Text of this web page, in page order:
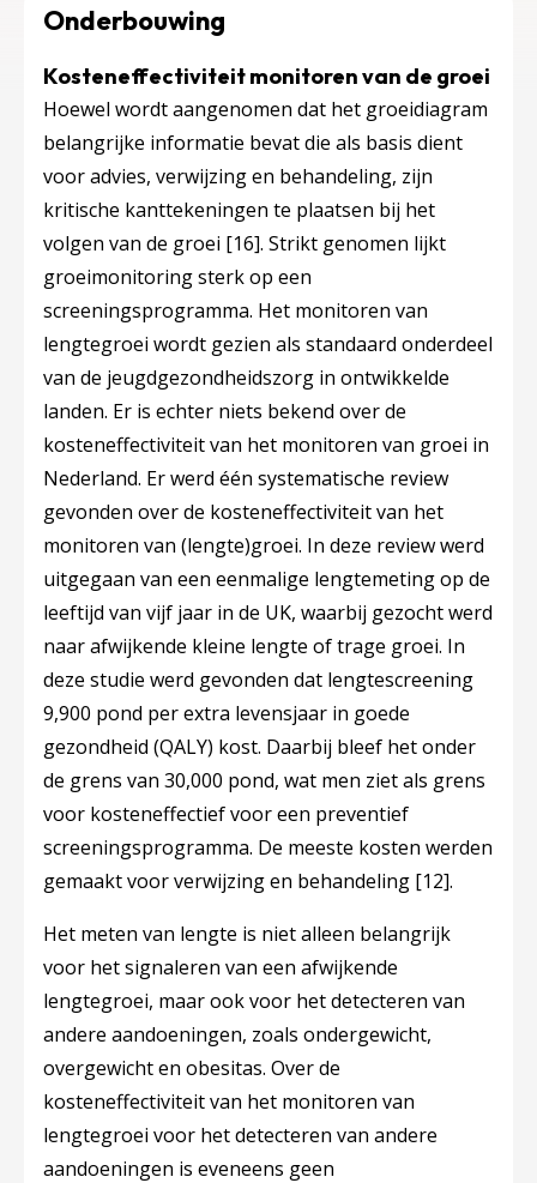
Onderbouwing
Kosteneffectiviteit monitoren van de groei
Hoewel wordt aangenomen dat het groeidiagram
belangrijke informatie bevat die als basis dient
voor advies, verwijzing en behandeling, zijn
kritische kanttekeningen te plaatsen bij het
volgen van de groei [16]. Strikt genomen lijkt
groeimonitoring sterk op een
screeningsprogramma. Het monitoren van
lengtegroei wordt gezien als standaard onderdeel
van de jeugdgezondheidszorg in ontwikkelde
landen. Er is echter niets bekend over de
kosteneffectiviteit van het monitoren van groei in
Nederland. Er werd één systematische review
gevonden over de kosteneffectiviteit van het
monitoren van (lengte)groei. In deze review werd
uitgegaan van een eenmalige lengtemeting op de
leeftijd van vijf jaar in de UK, waarbij gezocht werd
naar afwijkende kleine lengte of trage groei. In
deze studie werd gevonden dat lengtescreening
9,900 pond per extra levensjaar in goede
gezondheid (QALY) kost. Daarbij bleef het onder
de grens van 30,000 pond, wat men ziet als grens
voor kosteneffectief voor een preventief
screeningsprogramma. De meeste kosten werden
gemaakt voor verwijzing en behandeling [12].
Het meten van lengte is niet alleen belangrijk
voor het signaleren van een afwijkende
lengtegroei, maar ook voor het detecteren van
andere aandoeningen, zoals ondergewicht,
overgewicht en obesitas. Over de
kosteneffectiviteit van het monitoren van
lengtegroei voor het detecteren van andere
aandoeningen is eveneens geen